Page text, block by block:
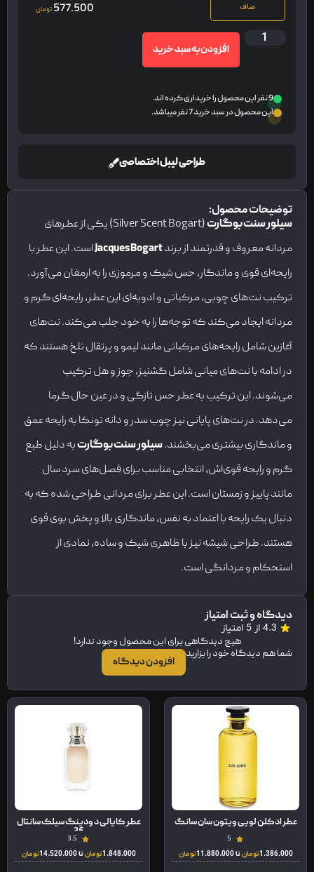
صاف 577.500 تومان
افزودن به سبد خرید
9 نفر این محصول را خریداری کرده اند.
این محصول در سبد خرید 7 نفر میباشد.
طراحی لیبل اختصاصی
توضیحات محصول:
سیلور سنت بوگارت
(Silver Scent Bogart) یکی از عطرهای
مردانه معروف و قدرتمند از برندJacques Bogartاست. این عطر با
رایحه‌ای قوی و ماندگار، حس شیک و مرموزی را به ارمغان می‌آورد.
ترکیب نت‌های چوبی، مرکباتی و ادویه‌ای این عطر، رایحه‌ای گرم و
مردانه ایجاد می‌کند که توجه‌ها را به خود جلب می‌کند. نت‌های
آغازین شامل رایحه‌های مرکباتی مانند لیمو و پرتقال تلخ هستند که
در ادامه با نت‌های میانی شامل گشنیز، جوز و هل ترکیب
می‌شوند. این ترکیب به عطر حس تازگی و در عین حال گرما
می‌دهد. در نت‌های پایانی نیز چوب سدر و دانه تونکا به رایحه عمق
و ماندگاری بیشتری می‌بخشند.سیلور سنت بوگارتبه دلیل طبع
گرم و رایحه قوی‌اش، انتخابی مناسب برای فصل‌های سرد سال
مانند پاییز و زمستان است. این عطر برای مردانی طراحی شده که به
دنبال یک رایحه با اعتماد به نفس، ماندگاری بالا و پخش بوی قوی
هستند. طراحی شیشه نیز با ظاهری شیک و ساده، نمادی از
استحکام و مردانگی است.
دیدگاه و ثبت امتیاز
4.3 از 5 امتیاز
هیچ دیدگاهی برای این محصول وجود ندارد!
شما هم دیدگاه خود را بزارید
افزودن دیدگاه
عطر ادکلن لویی ویتون سان سانگ
5
1.386.000تومانتا11.880.000 تومان
عطر کایالی د ودینگ سیلک سانتال
36
3.5
1.848.000تومانتا14.520.000تومان